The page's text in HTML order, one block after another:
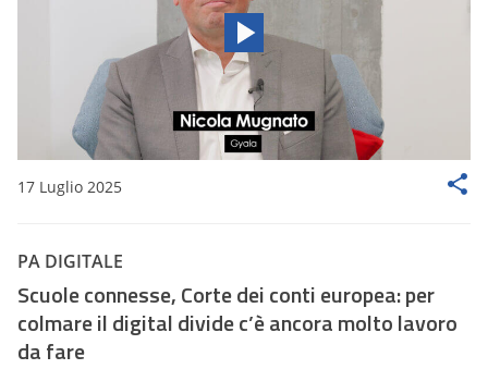
17 Luglio 2025
PA DIGITALE
Scuole connesse, Corte dei conti europea: per
colmare il digital divide c’è ancora molto lavoro
da fare